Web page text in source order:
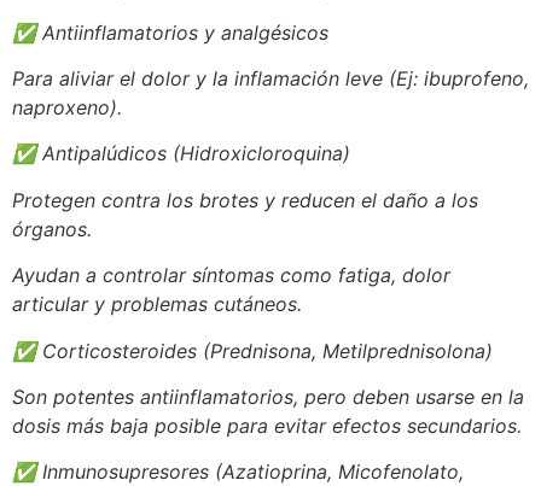
✅Antiinflamatorios y analgésicos
Para aliviar el dolor y la inflamación leve (Ej: ibuprofeno,
naproxeno).
✅Antipalúdicos (Hidroxicloroquina)
Protegen contra los brotes y reducen el daño a los
órganos.
Ayudan a controlar síntomas como fatiga, dolor
articular y problemas cutáneos.
✅Corticosteroides (Prednisona, Metilprednisolona)
Son potentes antiinflamatorios, pero deben usarse en la
dosis más baja posible para evitar efectos secundarios.
✅Inmunosupresores (Azatioprina, Micofenolato,